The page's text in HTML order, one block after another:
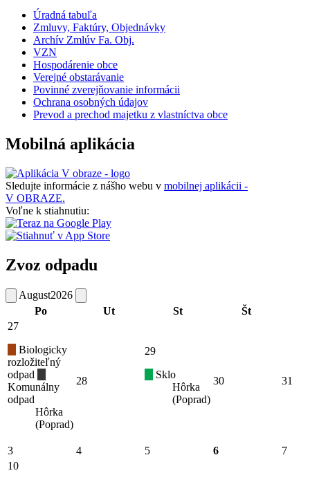
Úradná tabuľa
Zmluvy, Faktúry, Objednávky
Archív Zmlúv Fa. Obj.
VZN
Hospodárenie obce
Verejné obstarávanie
Povinné zverejňovanie informácii
Ochrana osobných údajov
Prevod a prechod majetku z vlastníctva obce
Mobilná aplikácia
Sledujte informácie z nášho webu v mobilnej aplikácii -
V OBRAZE.
Voľne k stiahnutiu:
Zvoz odpadu
August2026
Po
Ut St Št
27
Biologicky
rozložiteľný
odpad
Komunálny
odpad
Hôrka
(Poprad)
28
29
Sklo
Hôrka
(Poprad)
30 31
3 4 5 6
7
10